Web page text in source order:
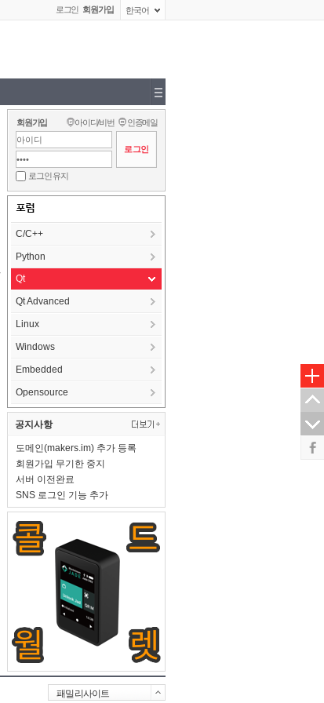
로그인 회원가입 한국어
회원가입 아이디/비번 인증메일
로그인 유지
포럼
C/C++
Python
Qt
Qt Advanced
Linux
Windows
Embedded
Opensource
공지사항
도메인(makers.im) 추가 등록
회원가입 무기한 중지
서버 이전완료
SNS 로그인 기능 추가
패밀리사이트